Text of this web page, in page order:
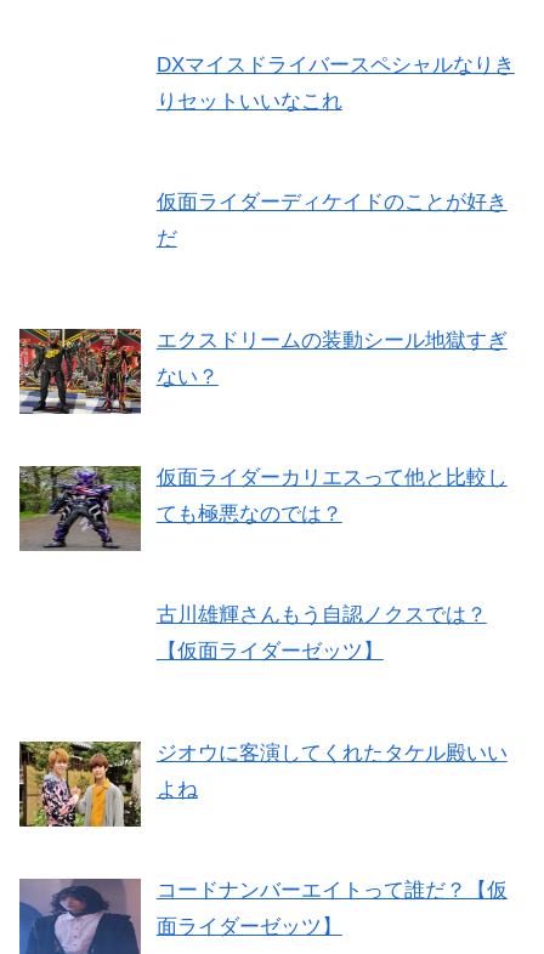
DXマイスドライバースペシャルなりき
りセットいいなこれ
仮面ライダーディケイドのことが好き
だ
エクスドリームの装動シール地獄すぎ
ない？
仮面ライダーカリエスって他と比較し
ても極悪なのでは？
古川雄輝さんもう自認ノクスでは？
【仮面ライダーゼッツ】
ジオウに客演してくれたタケル殿いい
よね
コードナンバーエイトって誰だ？【仮
面ライダーゼッツ】